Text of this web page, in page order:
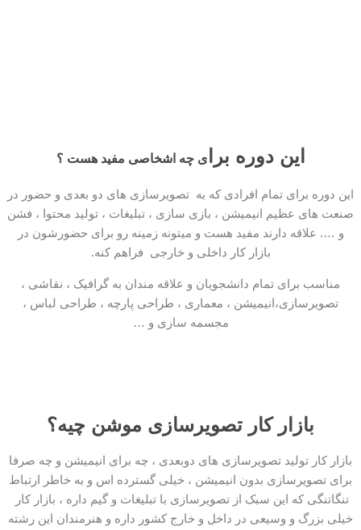
این دوره برا ی چه اشخاصی مفید هست ؟
این دوره برای تمام افرادی که به تصویرسازی های دو بعدی و حضور در
صنعت های عظیم انیمیشن ، بازی سازی ، تبلیغات ، تولید محتوا ، فشن
و …. علاقه دارند مفید هست و میتونه زمینه رو برای حضورشون در
بازار کار داخلی و خارجی فراهم کنه.
مناسب برای تمام دانشجویان و علاقه مندان به گرافیک ، نقاشی ،
تصویرسازی،انیمیشن ، معماری ، طراحی پارچه ، طراحی لباس ،
مجسمه سازی و …
بازار کار تصویرسازی موشن چیه؟
بازار کار تولید تصویرسازی های دوبعدی ، چه برای انیمیشن و چه صرفا
برای تصویرسازی بدون انیمیشن ، خیلی گسترده اس و به خاطر ارتباط
تنگاتنگی که این سبک از تصویرسازی با تبلیغات و گیم داره ، بازار کار
خیلی بزرگ و وسیعی در داخل و خارج کشور داره و هنرمندان این رشته